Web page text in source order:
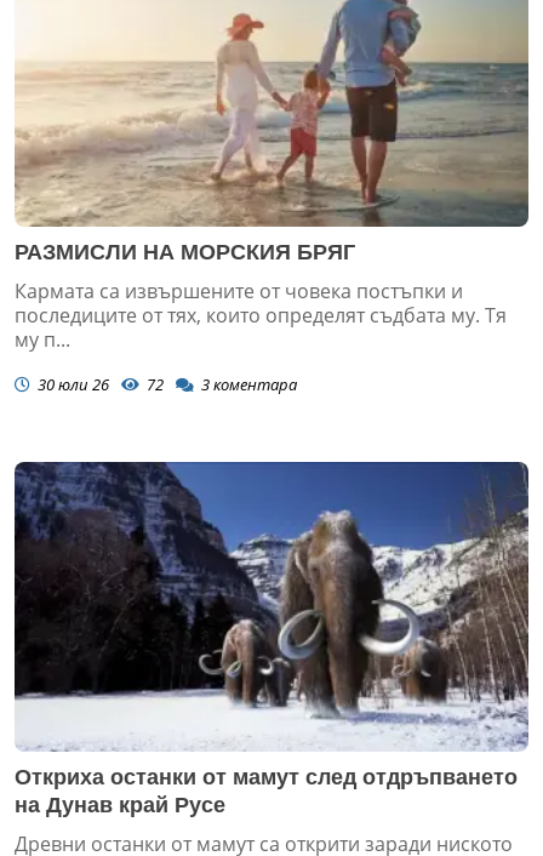
РАЗМИСЛИ НА МОРСКИЯ БРЯГ
Кармата са извършените от човека постъпки и
последиците от тях, които определят съдбата му. Тя
му п...
30 юли 26 72 3коментара
Откриха останки от мамут след отдръпването
на Дунав край Русе
Древни останки от мамут са открити заради ниското